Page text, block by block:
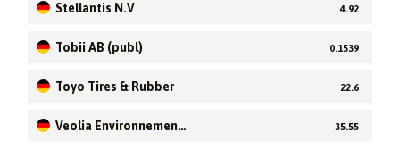
Stellantis N.V 4.92
Tobii AB (publ) 0.1539
Toyo Tires & Rubber 22.6
Veolia Environnement
35.55